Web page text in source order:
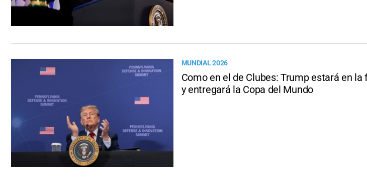
MUNDIAL 2026
Como en el de Clubes: Trump estará en
y entregará la Copa del Mundo